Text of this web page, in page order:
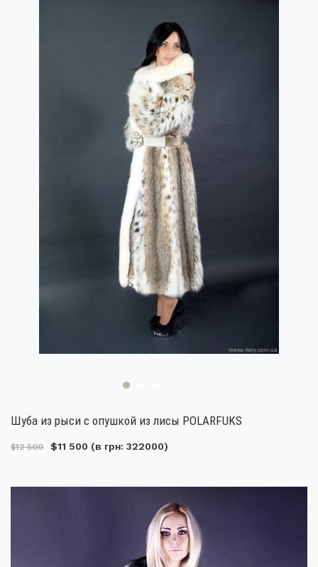
Шуба из рыси с опушкой из лисы POLARFUKS
$12 500 $11 500 (в грн: 322000)